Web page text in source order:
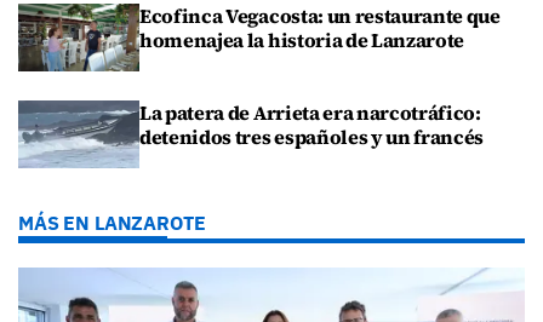
Ecofinca Vegacosta: un restaurante que
homenajea la historia de Lanzarote
La patera de Arrieta era narcotráfico:
detenidos tres españoles y un francés
MÁS EN LANZAROTE